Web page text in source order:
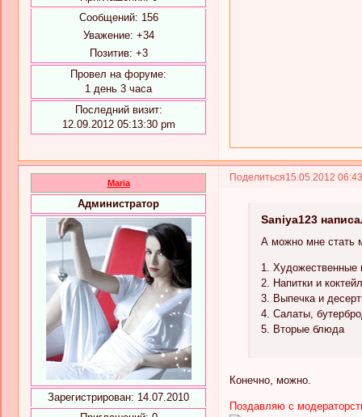
Сообщений: 156
Уважение: +34
Позитив: +3
Провел на форуме:
1 день 3 часа
Последний визит:
12.09.2012 05:13:30 pm
Поделиться15.05.2012
Maria
Администратор
Зарегистрирован: 14.07.2010
Saniya123
А можно мне стать
1. Художественные
2. Напитки и
3. Выпечка и
4. Салаты,
5. Вторые блюда
Конечно, можно.
Поздавляю с